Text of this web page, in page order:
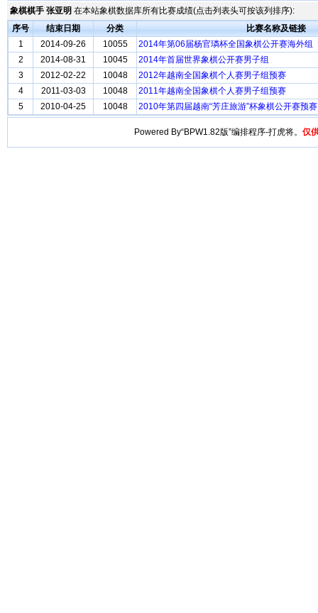
象棋棋手 张亚明 在本站象棋数据库所有比赛成绩(点击列表头可按该列排序):
序号
结束日期 分类
比赛名称及链接
1
2014-09-26 10055
2014年第06届杨官璘杯全国象棋公开赛海外组
2
2014-08-31 10045
2014年首届世界象棋公开赛男子组
3
2012-02-22 10048
2012年越南全国象棋个人赛男子组预赛
4
2011-03-03 10048
2011年越南全国象棋个人赛男子组预赛
5
2010-04-25 10048 2010年第四届越南“芳庄旅游”杯象棋公开赛预赛
Powered By“BPW1.82版”编排程序-打虎将。 仅